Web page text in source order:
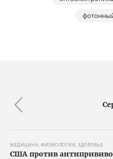
МЕДИЦИНА, ФИЗИОЛОГИЯ, ЗДОРОВЬЕ
США против